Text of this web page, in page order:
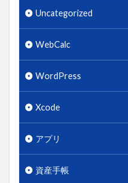
Uncategorized
WebCalc
WordPress
Xcode
アプリ
資産手帳